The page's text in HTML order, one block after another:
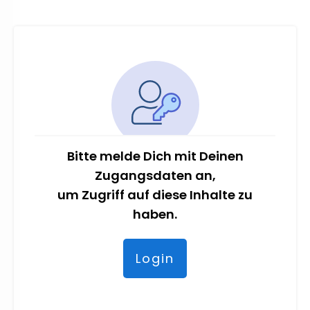
Bitte melde Dich mit Deinen
Zugangsdaten an,
um Zugriff auf diese Inhalte zu
haben.
Login